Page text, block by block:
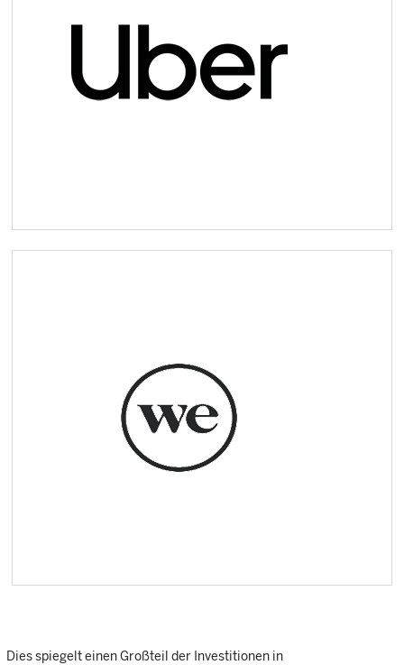
Dies spiegelt einen Großteil der Investitionen in